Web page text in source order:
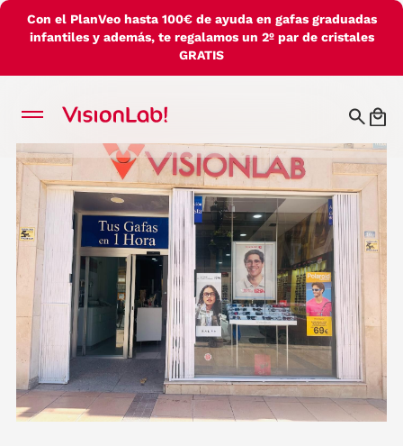
Con el PlanVeo hasta 100€ de ayuda en gafas graduadas
infantiles y además, te regalamos un 2º par de cristales
GRATIS